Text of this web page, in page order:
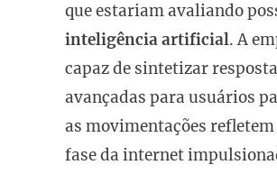
que estariam avaliando
inteligência artificial. A
capaz de sintetizar
avançadas para usuários
as movimentações
fase da internet